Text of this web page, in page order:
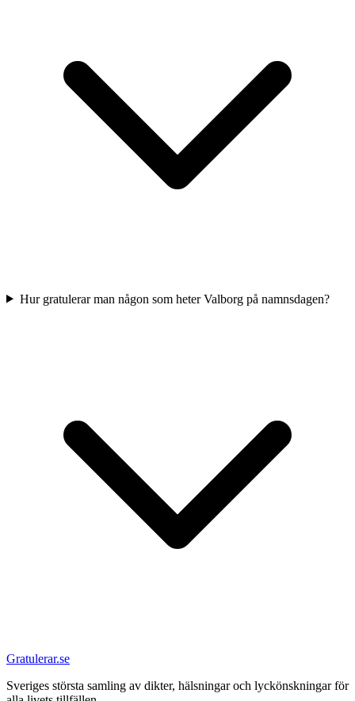
Hur gratulerar man någon som heter Valborg på namnsdagen?
Gratulerar.se
Sveriges största samling av dikter, hälsningar och lyckönskningar för